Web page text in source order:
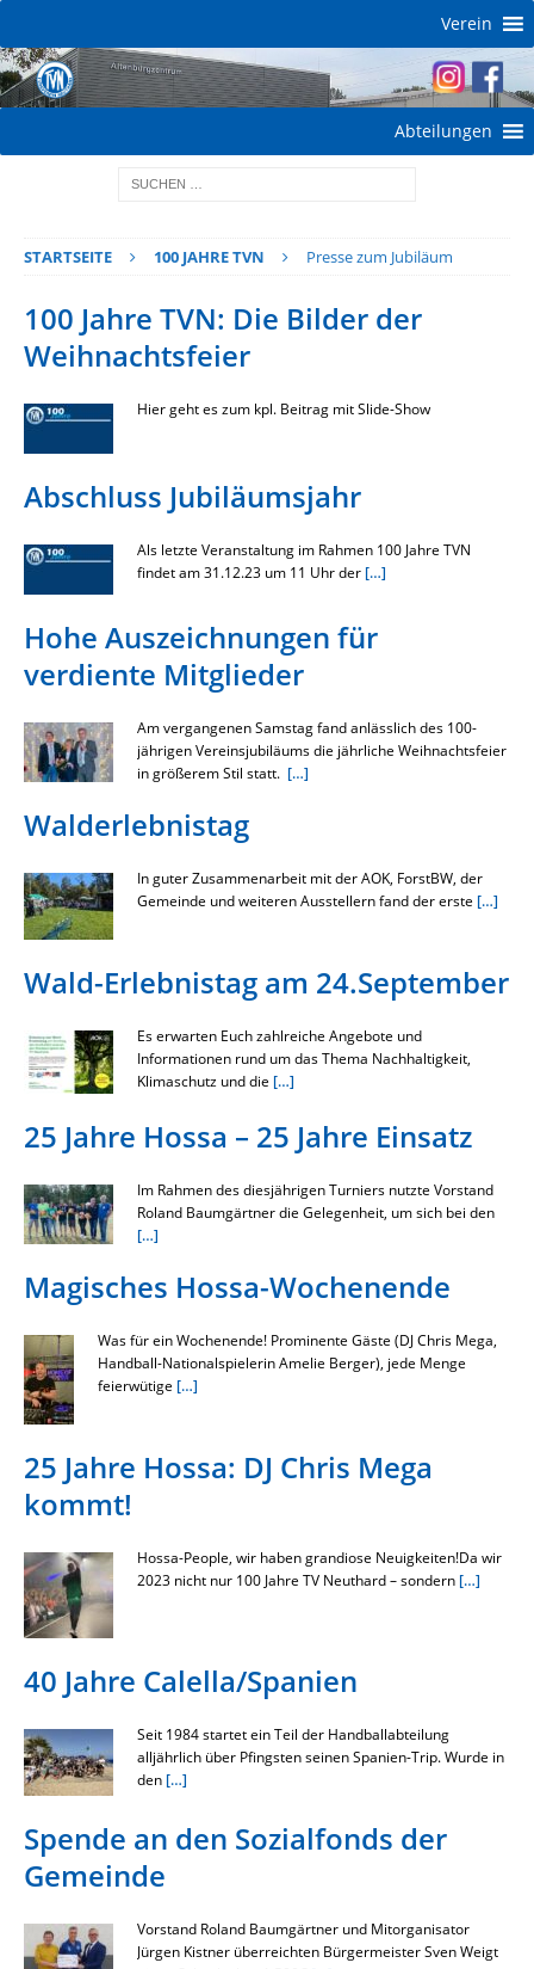
Verein
Abteilungen
STARTSEITE 100 JAHRE TVN Presse zum Jubiläum
100 Jahre TVN: Die Bilder der
Weihnachtsfeier
Hier geht es zum kpl. Beitrag mit Slide-Show
Abschluss Jubiläumsjahr
Als letzte Veranstaltung im Rahmen 100 Jahre TVN
findet am 31.12.23 um 11 Uhr der[…]
Hohe Auszeichnungen für
verdiente Mitglieder
Am vergangenen Samstag fand anlässlich des 100-
jährigen Vereinsjubiläums die jährliche Weihnachtsfeier
in größerem Stil statt. […]
Walderlebnistag
In guter Zusammenarbeit mit der AOK, ForstBW, der
Gemeinde und weiteren Ausstellern fand der erste […]
Wald-Erlebnistag am 24.September
Es erwarten Euch zahlreiche Angebote und
Informationen rund um das Thema Nachhaltigkeit,
Klimaschutz und die […]
25 Jahre Hossa – 25 Jahre Einsatz
Im Rahmen des diesjährigen Turniers nutzte Vorstand
Roland Baumgärtner die Gelegenheit, um sich bei den
[…]
Magisches Hossa-Wochenende
Was für ein Wochenende! Prominente Gäste (DJ Chris Mega,
Handball-Nationalspielerin Amelie Berger), jede Menge
feierwütige […]
25 Jahre Hossa: DJ Chris Mega
kommt!
Hossa-People, wir haben grandiose Neuigkeiten!Da wir
2023 nicht nur 100 Jahre TV Neuthard – sondern[…]
40 Jahre Calella/Spanien
Seit 1984 startet ein Teil der Handballabteilung
alljährlich über Pfingsten seinen Spanien-Trip. Wurde in
den[…]
Spende an den Sozialfonds der
Gemeinde
Vorstand Roland Baumgärtner und Mitorganisator
Jürgen Kistner überreichten Bürgermeister Sven Weigt